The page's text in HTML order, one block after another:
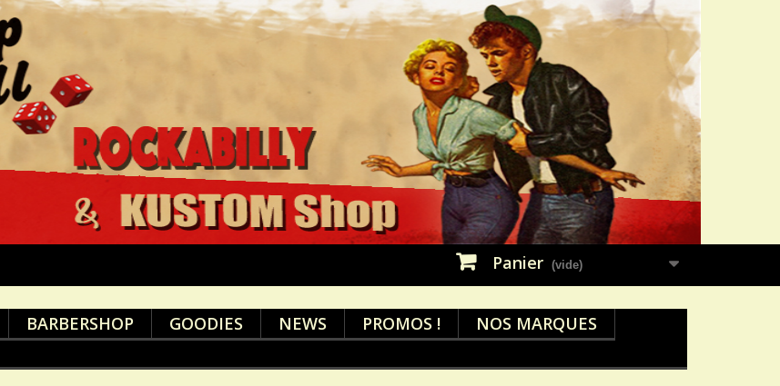
Panier (vide)
BARBERSHOP GOODIES NEWS PROMOS !
NOS MARQUES